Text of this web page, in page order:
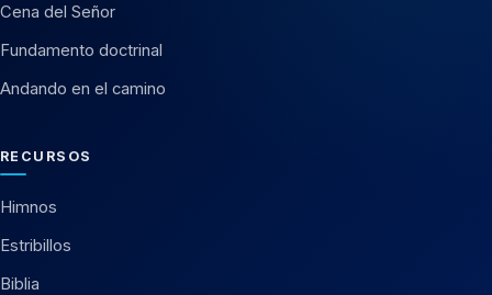
Cena del Señor
Fundamento doctrinal
Andando en el camino
RECURSOS
Himnos
Estribillos
Biblia